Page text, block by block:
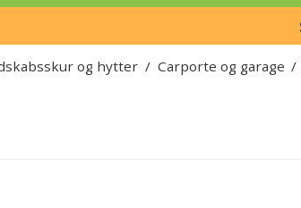
og hytter / Carporte og garage /